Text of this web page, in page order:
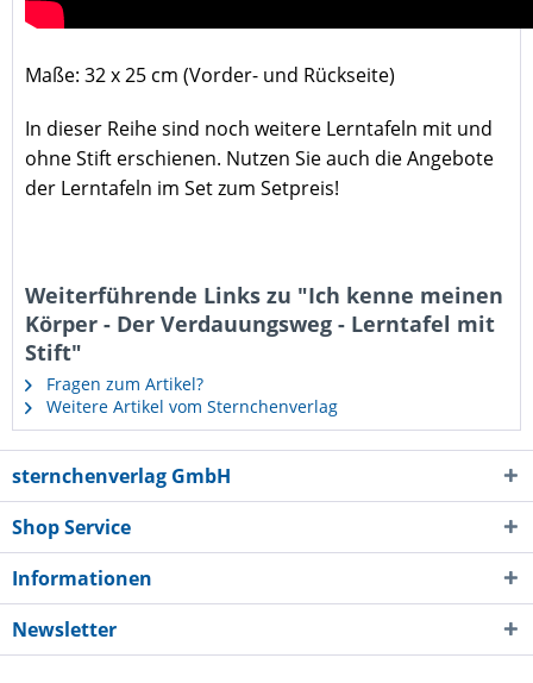
Maße: 32 x 25 cm (Vorder- und Rückseite)
In dieser Reihe sind noch weitere Lerntafeln mit und
ohne Stift erschienen. Nutzen Sie auch die Angebote
der Lerntafeln im Set zum Setpreis!
Weiterführende Links zu "Ich kenne meinen
Körper - Der Verdauungsweg - Lerntafel mit
Stift"
Fragen zum Artikel?
Weitere Artikel vom Sternchenverlag
sternchenverlag GmbH
Shop Service
Informationen
Newsletter